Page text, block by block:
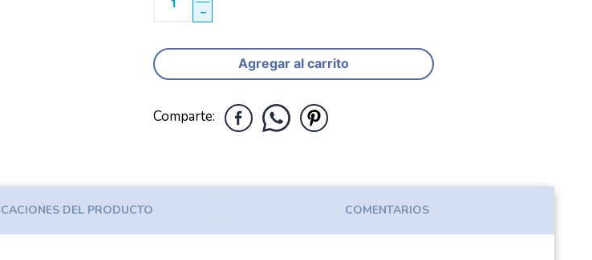
－
Agregar al carrito
Comparte
DEL PRODUCTO COMENTARIOS